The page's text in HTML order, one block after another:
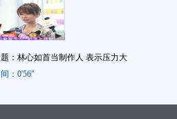
： 林心如首当制作人 表示压力大
： 0'56"